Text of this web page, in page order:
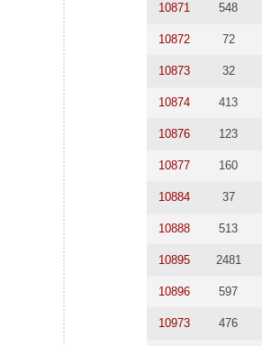
10871 548
10872 72
10873 32
10874 413
10876 123
10877 160
10884 37
10888 513
10895 2481
10896 597
10973 476